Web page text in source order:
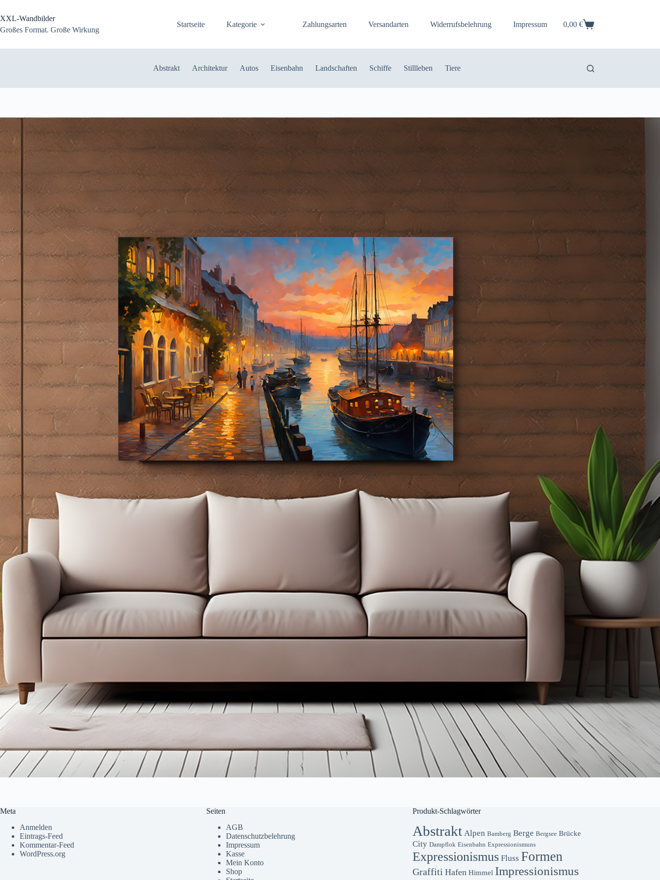
springen
XXL-Wandbilder
Großes Format. Große Wirkung
Startseite Kategorie Zahlungsarten Versandarten Widerrufsbelehrung Impressum Warenkorb
0,00 €
Abstrakt Architektur Autos Eisenbahn Landschaften Schiffe Stillleben Tiere
Meta
Anmelden
Eintrags-Feed
Kommentar-Feed
WordPress.org
Seiten
AGB
Datenschutzbelehrung
Impressum
Kasse
Mein Konto
Shop
Produkt-Schlagwörter
Abstrakt Alpen Bamberg Berge Bergsee Brücke
City Dampflok Eisenbahn Expressionismuns
Expressionismus Fluss Formen
Graffiti Hafen Himmel Impressionismus